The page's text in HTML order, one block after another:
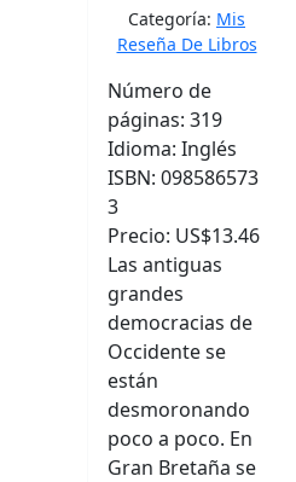
Categoría: Mis
Reseña De Libros
Número de
páginas: 319
Idioma: Inglés
ISBN: 098586573
3
Precio: US$13.46
Las antiguas
grandes
democracias de
Occidente se
están
desmoronando
poco a poco. En
Gran Bretaña se